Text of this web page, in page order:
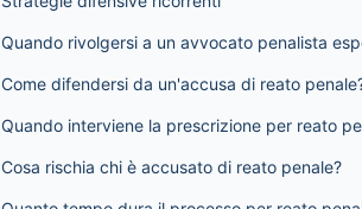
Quando rivolgersi a un avvocato penalista
Come difendersi da un'accusa di reato
Quando interviene la prescrizione per reato
Cosa rischia chi è accusato di reato penale?